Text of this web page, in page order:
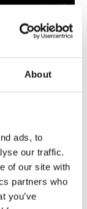
About
ads, to
our traffic.
of our site with
partners who
you’ve
2027
är enormt.
– nu
har
den 19.5 kl 12